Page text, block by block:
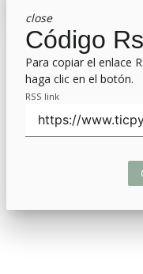
close
Código
Para copiar el enlace
haga clic en el botón.
RSS link